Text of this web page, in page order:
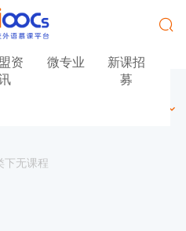
资
微专业
新课招
募
下无课程